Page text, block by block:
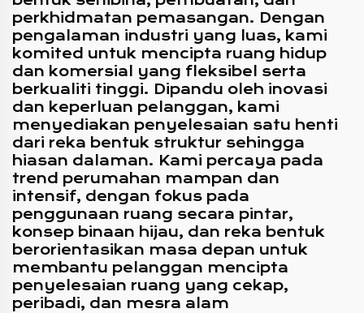
perkhidmatan pemasangan. Dengan
pengalaman industri yang luas, kami
komited untuk mencipta ruang hidup
dan komersial yang fleksibel serta
berkualiti tinggi. Dipandu oleh inovasi
dan keperluan pelanggan, kami
menyediakan penyelesaian satu henti
dari reka bentuk struktur sehingga
hiasan dalaman. Kami percaya pada
trend perumahan mampan dan
intensif, dengan fokus pada
penggunaan ruang secara pintar,
konsep binaan hijau, dan reka bentuk
berorientasikan masa depan untuk
membantu pelanggan mencipta
penyelesaian ruang yang cekap,
peribadi, dan mesra alam